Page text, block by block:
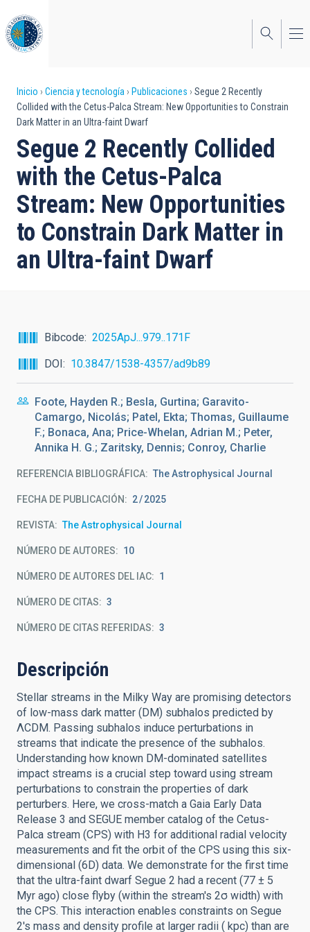
al
contenido
principal
Sobrescribir
enlaces
de
ayuda
a
la
navegación
Inicio Ciencia y tecnología Publicaciones
Segue 2 Recently
Collided with the Cetus-Palca Stream: New Opportunities to Constrain
Dark Matter in an Ultra-faint Dwarf
Segue 2 Recently Collided
with the Cetus-Palca
Stream: New Opportunities
to Constrain Dark Matter in
an Ultra-faint Dwarf
Bibcode
2025ApJ...979..171F
DOI
10.3847/1538-4357/ad9b89
Foote, Hayden R.; Besla, Gurtina; Garavito-
Camargo, Nicolás; Patel, Ekta; Thomas, Guillaume
F.; Bonaca, Ana; Price-Whelan, Adrian M.; Peter,
Annika H. G.; Zaritsky, Dennis; Conroy, Charlie
REFERENCIA BIBLIOGRÁFICA The Astrophysical Journal
FECHA DE PUBLICACIÓN: 2 2025
REVISTA The Astrophysical Journal
NÚMERO DE AUTORES 10
NÚMERO DE AUTORES DEL IAC 1
NÚMERO DE CITAS 3
NÚMERO DE CITAS REFERIDAS 3
Descripción
Stellar streams in the Milky Way are promising detectors
of low-mass dark matter (DM) subhalos predicted by
ΛCDM. Passing subhalos induce perturbations in
streams that indicate the presence of the subhalos.
Understanding how known DM-dominated satellites
impact streams is a crucial step toward using stream
perturbations to constrain the properties of dark
perturbers. Here, we cross-match a Gaia Early Data
Release 3 and SEGUE member catalog of the Cetus-
Palca stream (CPS) with H3 for additional radial velocity
measurements and fit the orbit of the CPS using this six-
dimensional (6D) data. We demonstrate for the first time
that the ultra-faint dwarf Segue 2 had a recent (77 ± 5
Myr ago) close flyby (within the stream's 2σ width) with
the CPS. This interaction enables constraints on Segue
2's mass and density profile at larger radii ( kpc) than are